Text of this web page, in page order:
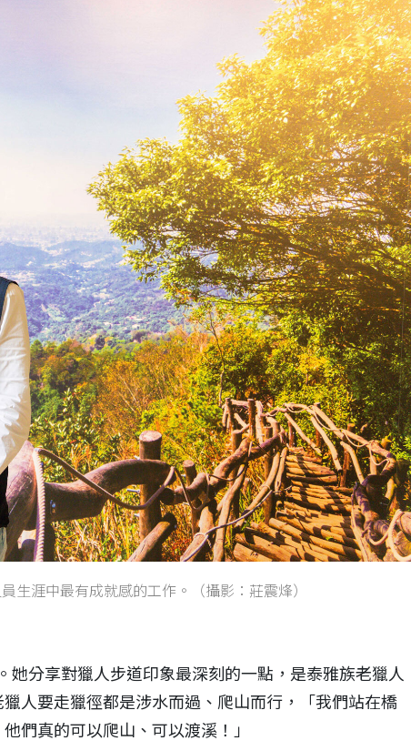
生涯中最有成就感的工作。（攝影：莊震烽）
分享對獵人步道印象最深刻的一點，是泰雅族老獵人
人要走獵徑都是涉水而過、爬山而行，「我們站在橋
們真的可以爬山、可以渡溪！」